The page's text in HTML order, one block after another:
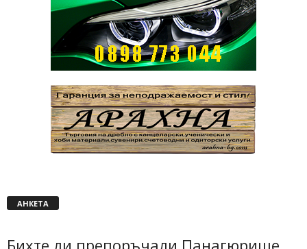
АНКЕТА
Бихте ли препоръчали Панагюрище